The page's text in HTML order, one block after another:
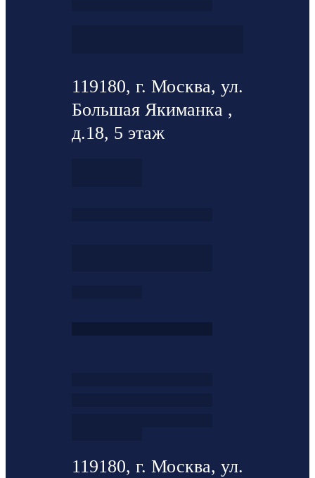
119180, г. Москва, ул.
Большая Якиманка ,
д.18, 5 этаж
119180, г. Москва, ул.